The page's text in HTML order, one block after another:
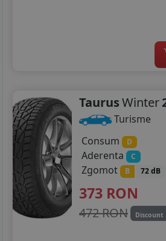
225/45R17
225/50R17
225/55R17
205/40R18
215/45R18
TaurusWinter
Turisme
Consum
D
Aderenta C
Zgomot B 72 dB
373 RON
472 RON Discount